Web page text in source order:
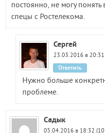
постоянно, не могу
спецы с Ростелекома.
Сергей
23.03.2016 в 20:31
Нужно больше
проблеме.
Ответить
Садык
05.04.2016 в 18:32 (10